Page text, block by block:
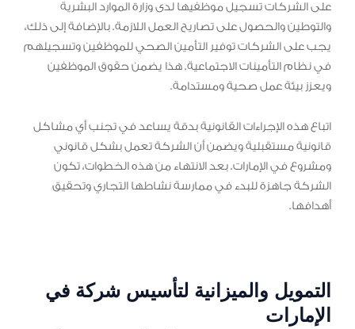
على الشركات تسجيل موظفيها لدى وزارة الموارد البشرية
والتوطين والحصول على تصاريح العمل اللازمة. بالإضافة إلى ذلك،
يجب على الشركات توفير التأمين الصحي للموظفين وتسجيلهم
في نظام التأمينات الاجتماعية. هذا يضمن حقوق الموظفين
ويعزز بيئة عمل صحية ومستدامة.
اتباع هذه الإجراءات القانونية بدقة يساعد في تجنب أي مشاكل
قانونية مستقبلية ويضمن أن الشركة تعمل بشكل قانوني
ومشروع في الإمارات. بعد الانتهاء من هذه الخطوات، تكون
الشركة جاهزة للبدء في ممارسة نشاطها التجاري وتحقيق
أهدافها.
التمويل والميزانية لتأسيس شركة في
الإمارات